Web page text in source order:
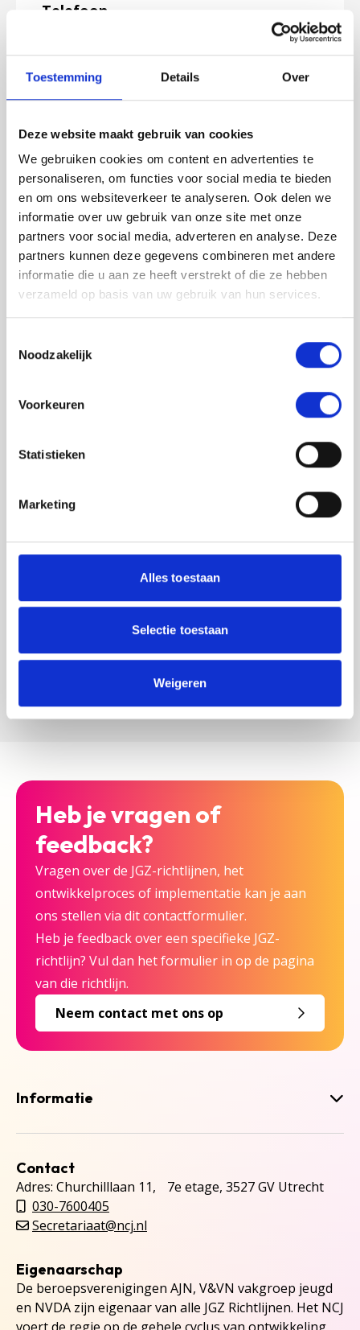
Toestemming Details Over
Deze website maakt gebruik van cookies
We gebruiken cookies om content en advertenties te
personaliseren, om functies voor social media te bieden
en om ons websiteverkeer te analyseren. Ook delen we
informatie over uw gebruik van onze site met onze
partners voor social media, adverteren en analyse. Deze
partners kunnen deze gegevens combineren met andere
informatie die u aan ze heeft verstrekt of die ze hebben
verzameld op basis van uw gebruik van hun services.
Noodzakelijk
Voorkeuren
Statistieken
Marketing
Alles toestaan
Selectie toestaan
Weigeren
Telefoon
Jouw feedback wordt verwerkt door de
adviseurs van het team richtlijnen NCJ. Als zij
feedback meegenomen wordt met de
Ik ga akkoord dat mijn gegevens
worden gedeeld met de
zijn bij deze JGZ-richtlijn.
Versturen
Heb je vragen of
feedback?
Vragen over de JGZ-richtlijnen, het
ontwikkelproces of implementatie kan je aan
ons stellen via dit contactformulier.
Heb je feedback over een specifieke JGZ-
richtlijn? Vul dan het formulier in op de pagina
van die richtlijn.
Neem contact met ons op
Informatie
Contact
Adres: Churchilllaan 11, 7e etage, 3527 GV Utrecht
030-7600405
Secretariaat@ncj.nl
Eigenaarschap
De beroepsverenigingen AJN, V&VN vakgroep jeugd
en NVDA zijn eigenaar van alle JGZ Richtlijnen. Het NCJ